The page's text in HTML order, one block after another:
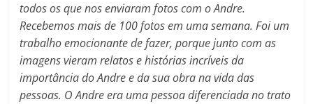
todos os que nos enviaram fotos com o Andre.
Recebemos mais de 100 fotos em uma semana. Foi um
trabalho emocionante de fazer, porque junto com as
imagens vieram relatos e histórias incríveis da
importância do Andre e da sua obra na vida das
pessoas. O Andre era uma pessoa diferenciada no trato